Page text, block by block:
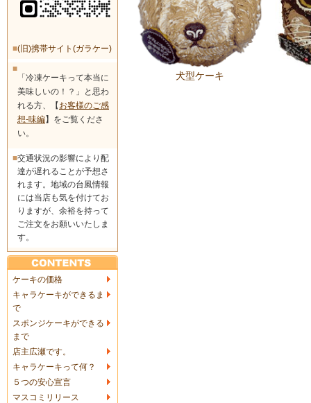
■(旧)携帯サイト(ガラケー)
■
「冷凍ケーキって本当に
美味しいの！？」と思わ
れる方、【 お客様のご感
想-味編】をご覧くださ
い。
■交通状況の影響により配
達が遅れることが予想さ
れます。地域の台風情報
には当店も気を付けてお
りますが、余裕を持って
ご注文をお願いいたしま
す。
ケーキの価格
キャラケーキができるま
で
スポンジケーキができる
まで
店主広瀬です。
キャラケーキって何？
５つの安心宣言
マスコミリリース
犬型ケーキ